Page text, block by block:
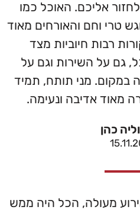
אליכם. האוכל כמו
טרי וחם והאורחים מאוד
רבות חיוביות מצד
גם על השירות וגם על
במקום. מני תותח, תמיד
מאוד אדיבה ונעימה.
כהן
מעולה, הכל היה ממש